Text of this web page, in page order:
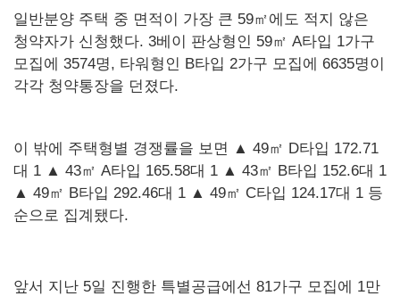
일반분양 주택 중 면적이 가장 큰 59㎡에도 적지 않은
청약자가 신청했다. 3베이 판상형인 59㎡ A타입 1가구
모집에 3574명, 타워형인 B타입 2가구 모집에 6635명이
각각 청약통장을 던졌다.
이 밖에 주택형별 경쟁률을 보면 ▲ 49㎡ D타입 172.71
대 1 ▲ 43㎡ A타입 165.58대 1 ▲ 43㎡ B타입 152.6대 1
▲ 49㎡ B타입 292.46대 1 ▲ 49㎡ C타입 124.17대 1 등
순으로 집계됐다.
앞서 지난 5일 진행한 특별공급에선 81가구 모집에 1만